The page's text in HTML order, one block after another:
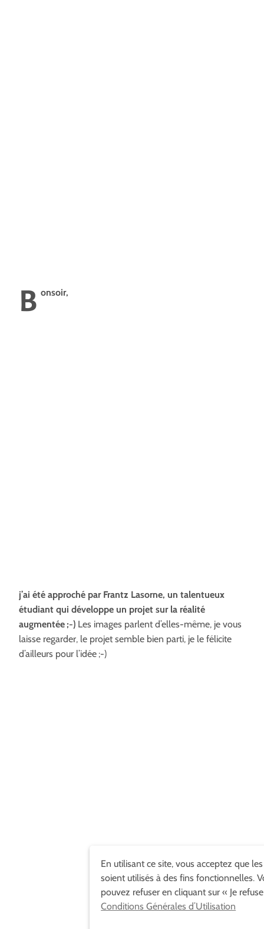
En utilisant ce site, vous acceptez que
soient utilisés à des fins fonctionnelles.
pouvez refuser en cliquant sur « Je
Conditions Générales d’Utilisation
B onsoir,
j’ai été approché par Frantz Lasorne, un talentueux
étudiant qui développe un projet sur la réalité
augmentée ;-) Les images parlent d’elles-même, je vous
laisse regarder, le projet semble bien parti, je le félicite
d’ailleurs pour l’idée ;-)